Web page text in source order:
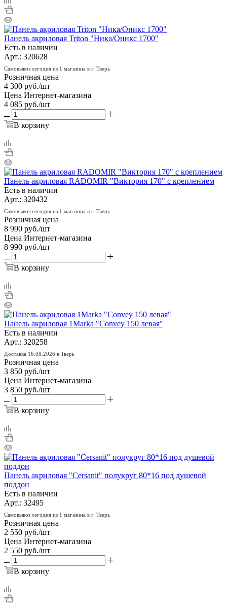
Панель акриловая Triton "Ника/Оникс 1700"
Есть в наличии
Арт.: 320628
Самовывоз сегодня из 1 магазина в г. Тверь
Розничная цена
4 300 руб./шт
Цена Интернет-магазина
4 085 руб./шт
В корзину
Панель акриловая RADOMIR "Виктория 170" с креплением
Есть в наличии
Арт.: 320432
Самовывоз сегодня из 1 магазина в г. Тверь
Розничная цена
8 990 руб./шт
Цена Интернет-магазина
8 990 руб./шт
В корзину
Панель акриловая 1Marka "Convey 150 левая"
Есть в наличии
Арт.: 320258
Доставка 16.08.2026 в Тверь
Розничная цена
3 850 руб./шт
Цена Интернет-магазина
3 850 руб./шт
В корзину
Панель акриловая "Cersanit" полукруг 80*16 под душевой
поддон
Есть в наличии
Арт.: 32495
Самовывоз сегодня из 1 магазина в г. Тверь
Розничная цена
2 550 руб./шт
Цена Интернет-магазина
2 550 руб./шт
В корзину